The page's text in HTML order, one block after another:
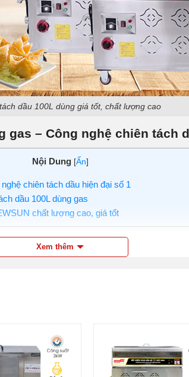
dầu 100L dùng giá tốt, chất lượng cao
gas – Công nghệ chiên tách
Nội Dung [Ẩn]
chiên tách dầu hiện đại số 1
dầu 100L dùng gas
chất lượng cao, giá tốt
chiên củabếp chiên tách dầu
là hệ thống thanh nhiệt nằm tại tầng
Xem thêm